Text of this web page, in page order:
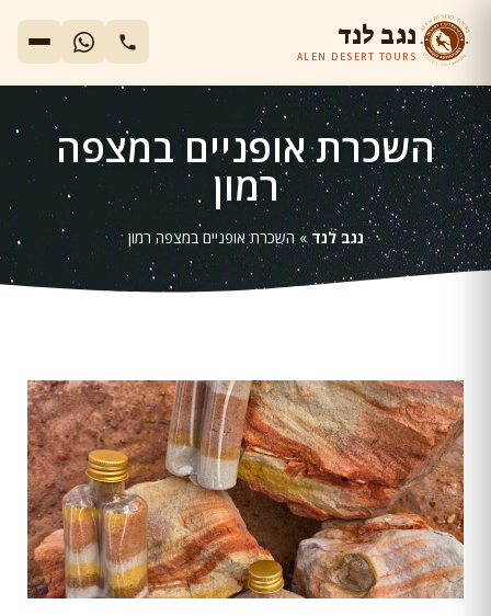
נגב לנד
ALEN DESERT TOURS
השכרת אופניים במצפה
רמון
נגב לנד» השכרת אופניים במצפה רמון